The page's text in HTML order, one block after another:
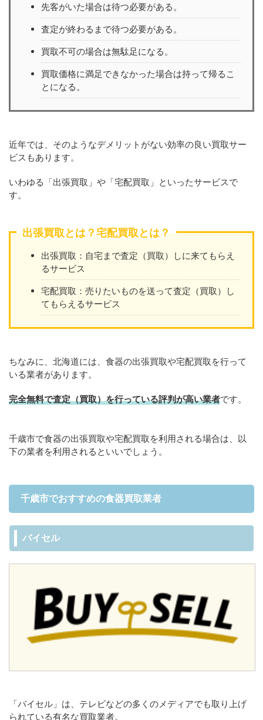
先客がいた場合は待つ必要がある。
査定が終わるまで待つ必要がある。
買取不可の場合は無駄足になる。
買取価格に満足できなかった場合は持って帰るこ
とになる。
近年では、そのようなデメリットがない効率の良い買取サー
ビスもあります。
いわゆる「出張買取」や「宅配買取」といったサービスで
す。
出張買取とは？宅配買取とは？
出張買取：自宅まで査定（買取）しに来てもらえ
るサービス
宅配買取：売りたいものを送って査定（買取）し
てもらえるサービス
ちなみに、北海道には、食器の出張買取や宅配買取を行って
いる業者があります。
完全無料で査定（買取）を行っている評判が高い業者です。
千歳市で食器の出張買取や宅配買取を利用される場合は、以
下の業者を利用されるといいでしょう。
千歳市でおすすめの食器買取業者
バイセル
「バイセル」は、テレビなどの多くのメディアでも取り上げ
られている有名な買取業者。